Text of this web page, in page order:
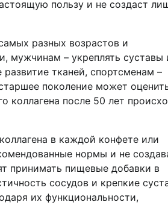
пользу и не создаст
разных возрастов и
мужчинам – укреплять суставы
тканей, спортсменам –
поколение может
коллагена после 50 лет
в каждой конфете или
нормы и не
принимать пищевые добавки в
сосудов и крепкие
их функциональности,